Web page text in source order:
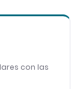
con las